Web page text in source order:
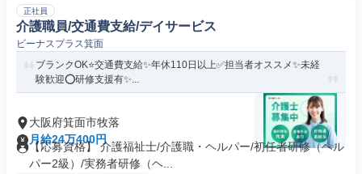
正社員
介護職員/交通費支給/デイサービス
ビーナスプラス箕面
ブランクOK⭐️交通費支給✨年休110日以上✅️担当者オススメ✨未経
験歓迎⭕️研修支援有✨...
大阪府箕面市牧落
月給24万400円
【応募資格】 介護福祉士/介護職・ヘルパー/初任者研修（ヘル
パー2級）/実務者研修（ヘ...